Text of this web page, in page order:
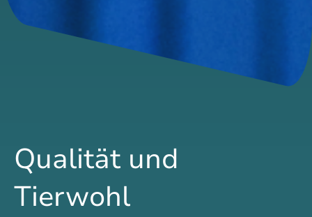
Qualität und
Tierwohl